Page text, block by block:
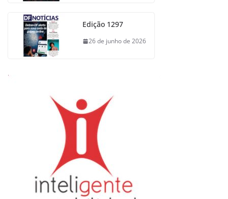
Edição 1297
26 de junho de 2026